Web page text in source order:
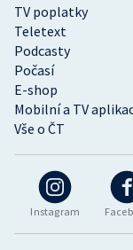
Instagram
TV poplatky
Teletext
Podcasty
Počasí
E-shop
Mobilní a TV
Vše o ČT